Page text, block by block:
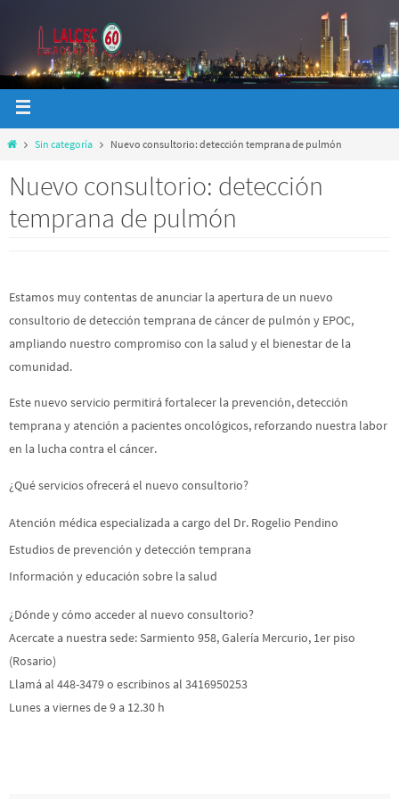
Sin categoría Nuevo consultorio: detección temprana de pulmón
Nuevo consultorio: detección
temprana de pulmón
Estamos muy contentas de anunciar la apertura de un nuevo
consultorio de detección temprana de cáncer de pulmón y EPOC,
ampliando nuestro compromiso con la salud y el bienestar de la
comunidad.
Este nuevo servicio permitirá fortalecer la prevención, detección
temprana y atención a pacientes oncológicos, reforzando nuestra labor
en la lucha contra el cáncer.
¿Qué servicios ofrecerá el nuevo consultorio?
Atención médica especializada a cargo del Dr. Rogelio Pendino
⁠Estudios de prevención y detección temprana
⁠Información y educación sobre la salud
¿Dónde y cómo acceder al nuevo consultorio?
Acercate a nuestra sede: Sarmiento 958, Galería Mercurio, 1er piso
(Rosario)
Llamá al 448-3479 o escribinos al 3416950253
Lunes a viernes de 9 a 12.30 h